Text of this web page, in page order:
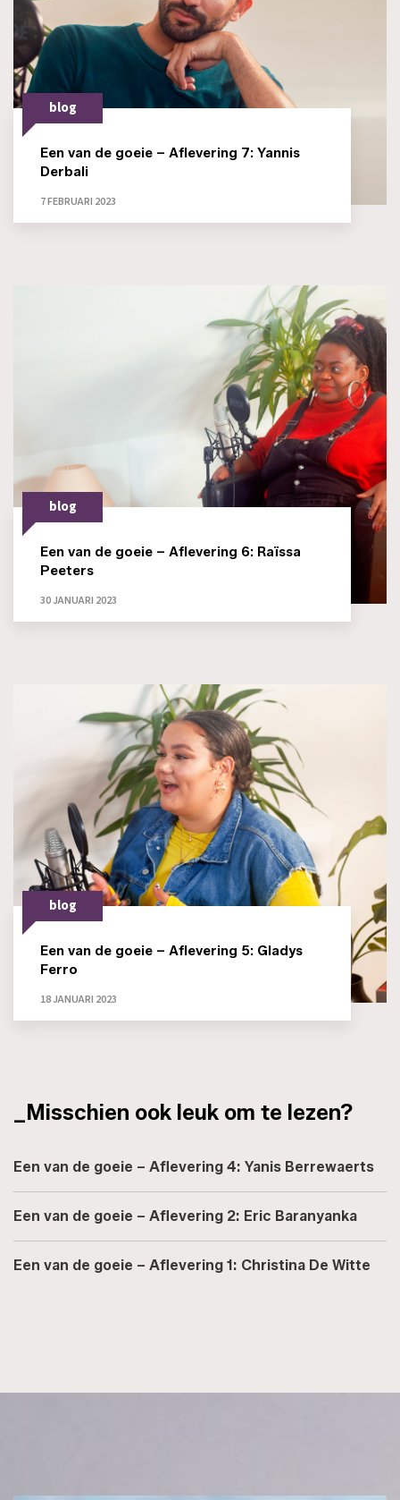
blog
Een van de goeie – Aflevering 7: Yannis
Derbali
7 FEBRUARI 2023
blog
Een van de goeie – Aflevering 6: Raïssa
Peeters
30 JANUARI 2023
blog
Een van de goeie – Aflevering 5: Gladys
Ferro
18 JANUARI 2023
_Misschien ook leuk om te lezen?
Een van de goeie – Aflevering 4: Yanis Berrewaerts
Een van de goeie – Aflevering 2: Eric Baranyanka
Een van de goeie – Aflevering 1: Christina De Witte